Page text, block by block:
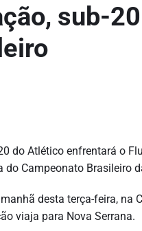
sub-
do Atlético enfrentará o
do Campeonato Brasileiro
desta terça-feira, na
viaja para Nova Serrana.